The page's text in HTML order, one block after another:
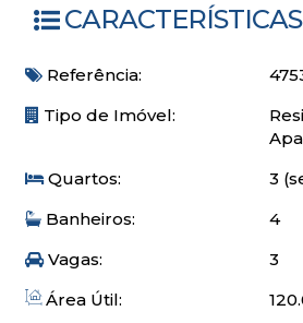
01 suíte + 02 demi suítes
Lavabo
proporcionando ambientes
A cozinha conta com churrasqueira,
de lazer em família ou com amigos,
Apartamento amplo, moderno e
estadia em Balneário Camboriú.
Consulte disponibilidade e venha
Balneário Camboriú com a Bedin
Referência:
Tipo de Imóvel:
Quartos:
3
Banheiros:
4
Vagas:
3
Área Útil: